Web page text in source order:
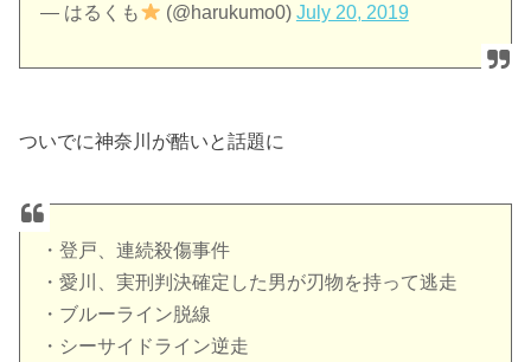
— はるくも (@harukumo0) July 20, 2019
ついでに神奈川が酷いと話題に
・登戸、連続殺傷事件
・愛川、実刑判決確定した男が刃物を持って逃走
・ブルーライン脱線
・シーサイドライン逆走